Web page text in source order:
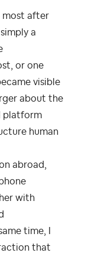
most after
a
or one
visible
about the
platform
human
abroad,
with
time, I
that